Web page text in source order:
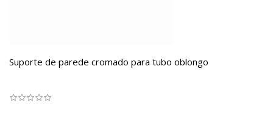
Suporte de parede cromado para tubo oblongo